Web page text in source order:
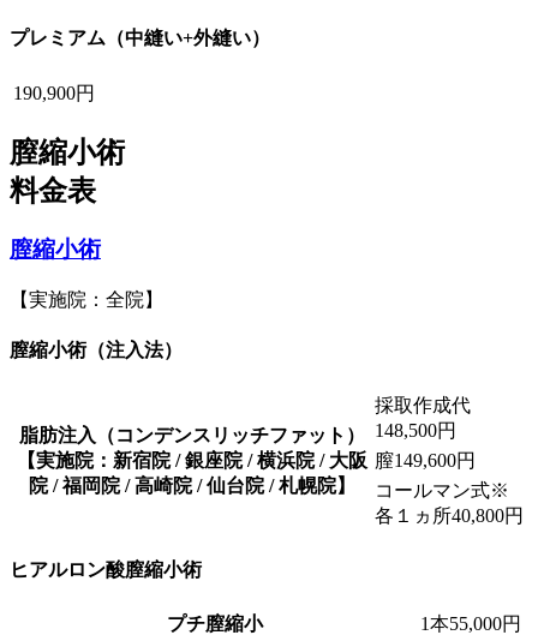
プレミアム（中縫い+外縫い）
190,900円
膣縮小術
料金表
膣縮小術
【実施院：全院】
膣縮小術（注入法）
脂肪注入（コンデンスリッチファット）
【実施院：新宿院 / 銀座院 / 横浜院 / 大阪
院 / 福岡院 / 高崎院 / 仙台院 / 札幌院】
採取作成代
148,500円
膣149,600円
コールマン式※
各１ヵ所40,800円
ヒアルロン酸膣縮小術
プチ膣縮小 1本55,000円